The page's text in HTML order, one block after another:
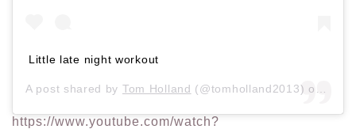
Little late night workout
A post shared by Tom Holland (@tomholland2013) on
https://www.youtube.com/watch?